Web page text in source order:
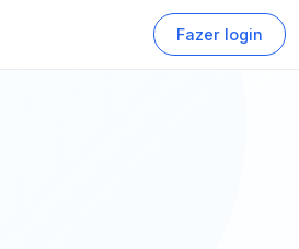
Fazer login